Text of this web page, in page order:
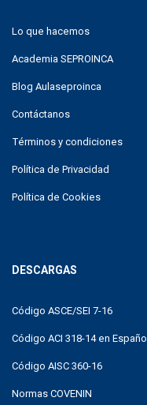
Lo que hacemos
Academia SEPROINCA
Blog Aulaseproinca
Contáctanos
Términos y condiciones
Política de Privacidad
Política de Cookies
DESCARGAS
Código ASCE/SEI 7-16
Código ACI 318-14 en Español
Código AISC 360-16
Normas COVENIN